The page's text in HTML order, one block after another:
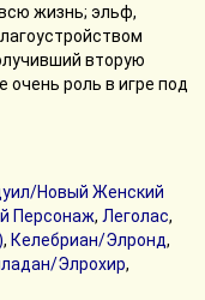
жизнь; эльф,
вторую
очень роль в игре под
Новый Женский
Персонаж, Леголас,
, Келебриан/Элронд,
Элрохир,